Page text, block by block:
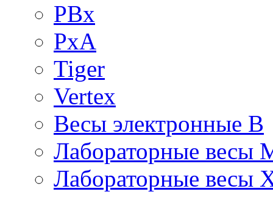
PBx
PxA
Tiger
Vertex
Весы электронные B
Лабораторные весы
Лабораторные весы